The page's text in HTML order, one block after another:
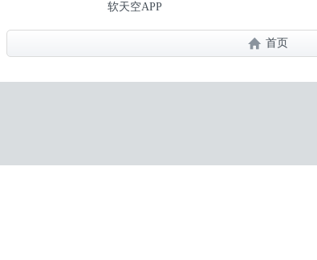
软天空APP
首页